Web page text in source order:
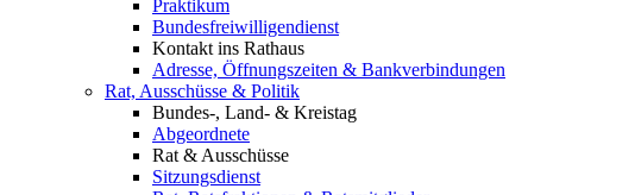
Praktikum
Bundesfreiwilligendienst
Kontakt ins Rathaus
Adresse, Öffnungszeiten & Bankverbindungen
Rat, Ausschüsse & Politik
Bundes-, Land- & Kreistag
Abgeordnete
Rat & Ausschüsse
Sitzungsdienst